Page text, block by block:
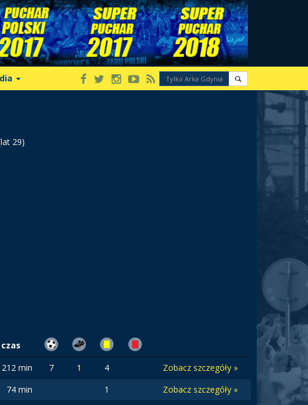
29)
czas
min 7 1 4
Zobacz szczegóły »
74 min 1
Zobacz szczegóły »